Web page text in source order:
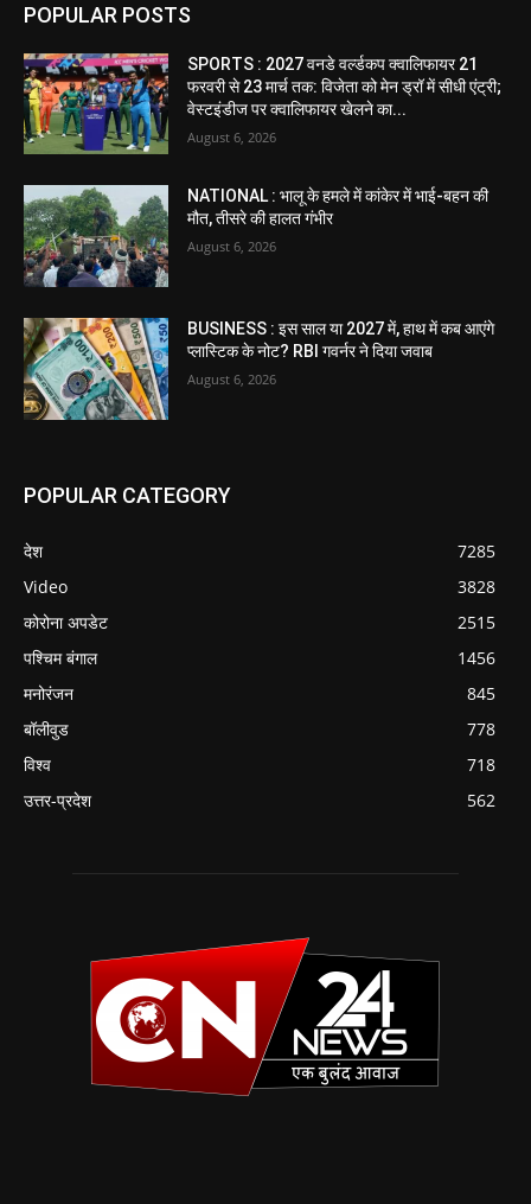
POPULAR POSTS
SPORTS : 2027 वनडे वर्ल्डकप क्वालिफायर 21
फरवरी से 23 मार्च तक: विजेता को मेन ड्रॉ में सीधी एंट्री;
वेस्टइंडीज पर क्वालिफायर खेलने का...
August 6, 2026
NATIONAL : भालू के हमले में कांकेर में भाई-बहन की
मौत, तीसरे की हालत गंभीर
August 6, 2026
BUSINESS : इस साल या 2027 में, हाथ में कब आएंगे
प्लास्टिक के नोट? RBI गवर्नर ने दिया जवाब
August 6, 2026
POPULAR CATEGORY
देश
7285
Video
3828
कोरोना अपडेट
2515
पश्चिम बंगाल
1456
मनोरंजन
845
बॉलीवुड
778
विश्व
718
उत्तर-प्रदेश
562